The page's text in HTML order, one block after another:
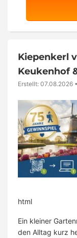
Kiepenkerl
Keukenhof
Erstellt: 07.08.2026 •
html
Ein kleiner
den Alltag kurz